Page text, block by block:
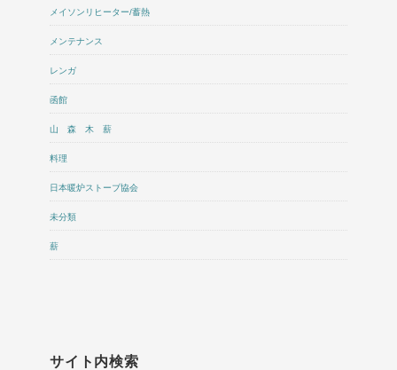
メイソンリヒーター/蓄熱
メンテナンス
レンガ
函館
山 森 木 薪
料理
日本暖炉ストーブ協会
未分類
薪
サイト内検索